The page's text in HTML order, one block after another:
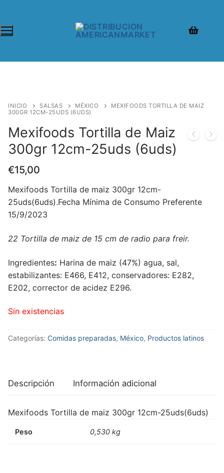
INICIO SALSAS MÉXICO
MEXIFOODS TORTILLA DE MAIZ
300GR 12CM-25UDS (6UDS)
Mexifoods Tortilla de Maiz
300gr 12cm-25uds (6uds)
€15,00
Mexifoods Tortilla de maiz 300gr 12cm-
25uds(6uds).Fecha Mínima de Consumo Preferente
15/9/2023
22 Tortilla de maiz de 15 cm de radio para freir.
Ingredientes: Harina de maiz (47%) agua, sal,
estabilizantes: E466, E412, conservadores: E282,
E202, corrector de acidez E296.
Sin existencias
Categorías: Comidas preparadas, México, Productos latinos
Descripción Información adicional
Mexifoods Tortilla de maiz 300gr 12cm-25uds(6uds)
Peso 0,530 kg